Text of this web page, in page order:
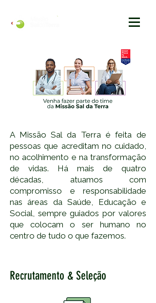
A Missão Sal da Terra é feita de
pessoas que acreditam no cuidado,
no acolhimento e na transformação
de vidas. Há mais de quatro
décadas, atuamos com
compromisso e responsabilidade
nas áreas da Saúde, Educação e
Social, sempre guiados por valores
que colocam o ser humano no
centro de tudo o que fazemos.
Recrutamento & Seleção